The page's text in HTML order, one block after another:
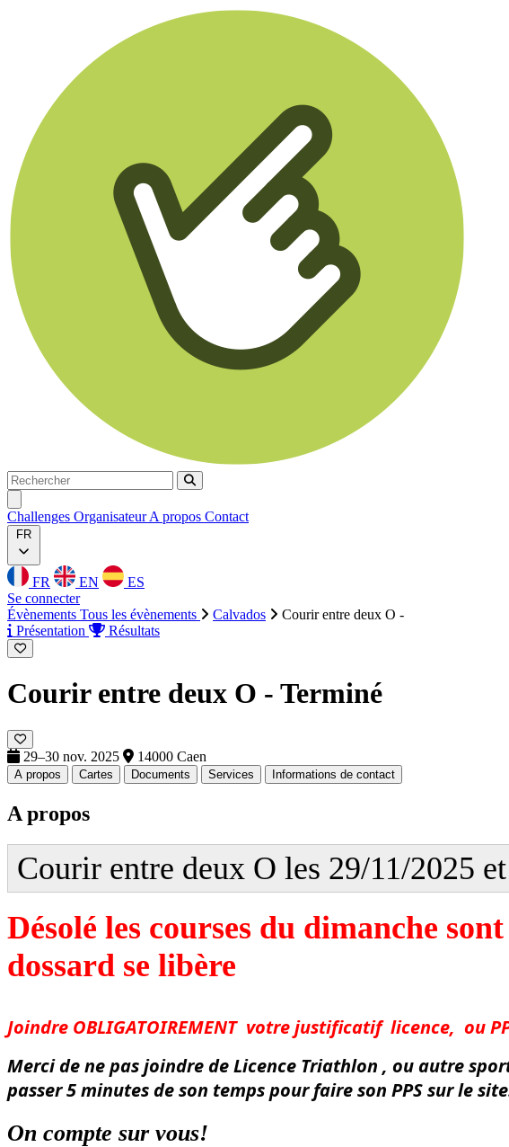
Rechercher
Rechercher
Challenges OrganisateurA propos Contact
FR
FR EN
ES
Se connecter
Évènements Tous les évènements Calvados
Courir entre deux O -
Présentation
Résultats
Courir entre deux O - Terminé
29–30 nov. 2025 14000 Caen
A propos Cartes Documents Services Informations de contact
A propos
Courir entre deux O les 29/11/2025
Désolé les courses du dimanche sont
dossard se libère
Joindre OBLIGATOIREMENT votre justificatif licence, ou
Merci de ne pas joindre de Licence Triathlon , ou autre
passer 5 minutes de son temps pour faire son PPS sur le
On compte sur vous!